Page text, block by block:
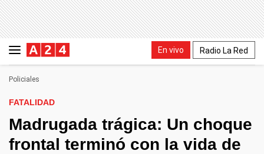
En vivo Radio La Red
Policiales
FATALIDAD
Madrugada trágica: Un choque
frontal terminó con la vida de